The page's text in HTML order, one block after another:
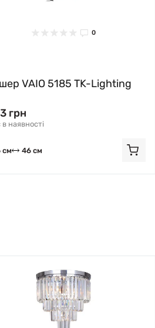
0
VAIO 5185 TK-Lighting
грн
наявності
см 46 см